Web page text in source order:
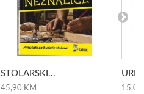
STOLARSKI...
45,90 KM